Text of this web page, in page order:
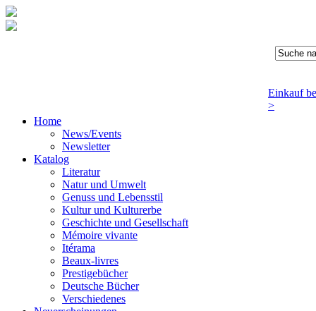
Einkauf
>
Home
News/Events
Newsletter
Katalog
Literatur
Natur und Umwelt
Genuss und Lebensstil
Kultur und Kulturerbe
Geschichte und Gesellschaft
Mémoire vivante
Itérama
Beaux-livres
Prestigebücher
Deutsche Bücher
Verschiedenes